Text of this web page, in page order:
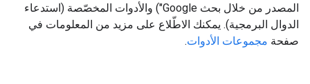
المصدر من خلال بحث Google") والأدوات المخصّصة (استدعاء
الدوال البرمجية). يمكنك الاطّلاع على مزيد من المعلومات في
صفحة مجموعات الأدوات.